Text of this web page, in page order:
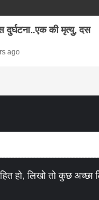
दुर्घटना..एक की मृत्यु, दस
ago
हो, लिखो तो कुछ अच्छा